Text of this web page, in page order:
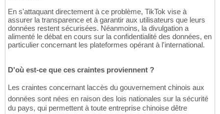
En s'attaquant directement à ce problème, TikTok vise à
assurer la transparence et à garantir aux utilisateurs que leurs
données restent sécurisées. Néanmoins, la divulgation a
alimenté le débat en cours sur la confidentialité des données, en
particulier concernant les plateformes opérant à l'international.
D'où est-ce que ces craintes proviennent ?
Les craintes concernant laccès du gouvernement chinois aux
données sont nées en raison des lois nationales sur la sécurité
du pays, qui permettent à toute entreprise chinoise dêtre